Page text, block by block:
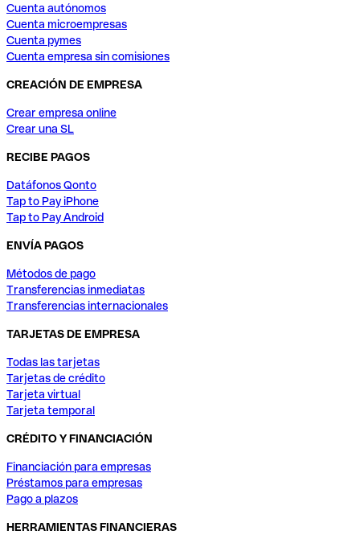
Cuenta autónomos
Cuenta microempresas
Cuenta pymes
Cuenta empresa sin comisiones
CREACIÓN DE EMPRESA
Crear empresa online
Crear una SL
RECIBE PAGOS
Datáfonos Qonto
Tap to Pay iPhone
Tap to Pay Android
ENVÍA PAGOS
Métodos de pago
Transferencias inmediatas
Transferencias internacionales
TARJETAS DE EMPRESA
Todas las tarjetas
Tarjetas de crédito
Tarjeta virtual
Tarjeta temporal
CRÉDITO Y FINANCIACIÓN
Financiación para empresas
Préstamos para empresas
Pago a plazos
HERRAMIENTAS FINANCIERAS